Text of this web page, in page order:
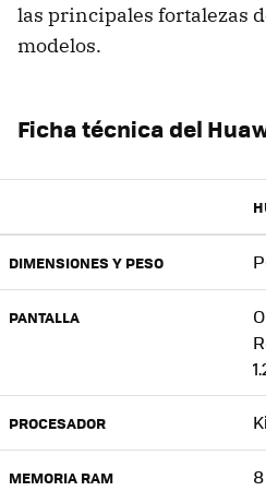
las principales fortalezas
modelos.
Ficha técnica del
DIMENSIONES Y PESO
PANTALLA
PROCESADOR
MEMORIA RAM